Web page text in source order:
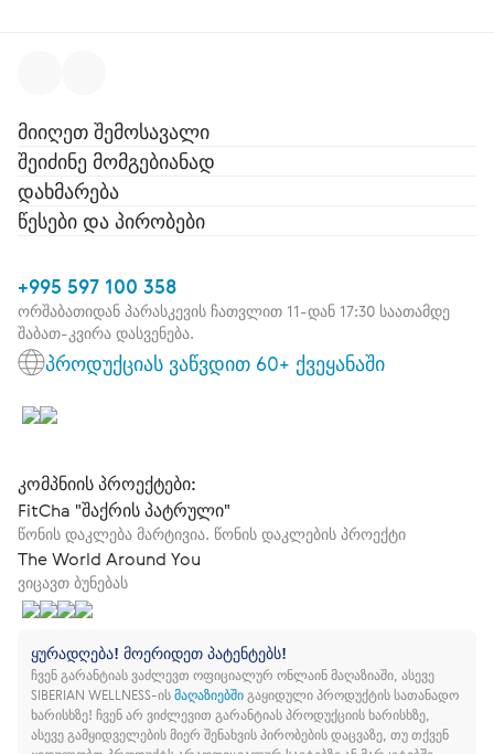
მიიღეთ შემოსავალი
შეიძინე მომგებიანად
დახმარება
წესები და პირობები
+995 597 100 358
ორშაბათიდან პარასკევის ჩათვლით 11-დან 17:30 საათამდე
შაბათ-კვირა დასვენება.
პროდუქციას ვაწვდით 60+ ქვეყანაში
კომპნიის პროექტები:
FitCha "შაქრის პატრული"
წონის დაკლება მარტივია. წონის დაკლების პროექტი
The World Around You
ვიცავთ ბუნებას
ყურადღება! მოერიდეთ პატენტებს!
ჩვენ გარანტიას ვაძლევთ ოფიციალურ ონლაინ მაღაზიაში, ასევე
SIBERIAN WELLNESS-ისმაღაზიებშიგაყიდული პროდუქტის სათანადო
ხარისხზე! ჩვენ არ ვიძლევით გარანტიას პროდუქციის ხარისხზე,
ასევე გამყიდველების მიერ შენახვის პირობების დაცვაზე, თუ თქვენ